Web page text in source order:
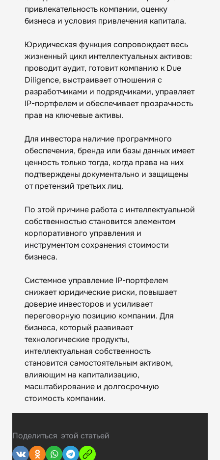
привлекательность компании, оценку
бизнеса и условия привлечения капитала.
Юридическая функция сопровождает весь
жизненный цикл интеллектуальных активов:
проводит аудит, готовит компанию к Due
Diligence, выстраивает отношения с
разработчиками и подрядчиками, управляет
IP-портфелем и обеспечивает прозрачность
прав на ключевые активы.
Для инвестора наличие программного
обеспечения, бренда или базы данных имеет
ценность только тогда, когда права на них
подтверждены документально и защищены
от претензий третьих лиц.
По этой причине работа с интеллектуальной
собственностью становится элементом
корпоративного управления и
инструментом сохранения стоимости
бизнеса.
Системное управление IP-портфелем
снижает юридические риски, повышает
доверие инвесторов и усиливает
переговорную позицию компании. Для
бизнеса, который развивает
технологические продукты,
интеллектуальная собственность
становится самостоятельным активом,
влияющим на капитализацию,
масштабирование и долгосрочную
стоимость компании.
Поделиться этой статьей